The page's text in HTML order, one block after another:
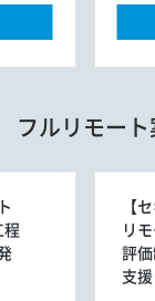
フルリモート
程
【
リ
評
支援